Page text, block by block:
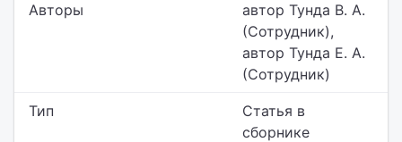
Авторы
автор Тунда В. А.
(Сотрудник),
автор Тунда Е. А.
(Сотрудник)
Тип
Статья в
сборнике